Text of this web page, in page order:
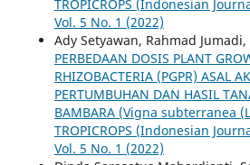
TROPICROPS (Indonesian
Vol. 5 No. 1 (2022)
Ady Setyawan, Rahmad
PERBEDAAN DOSIS PLANT
RHIZOBACTERIA (PGPR) ASAL
PERTUMBUHAN DAN HASIL
BAMBARA (Vigna subterranea
TROPICROPS (Indonesian
Vol. 5 No. 1 (2022)